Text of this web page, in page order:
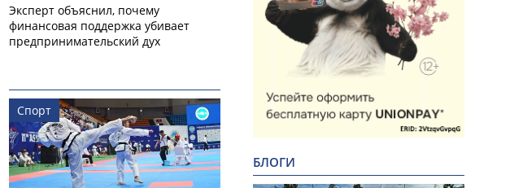
Эксперт объяснил, почему
финансовая поддержка убивает
предпринимательский дух
Спорт
БЛОГИ